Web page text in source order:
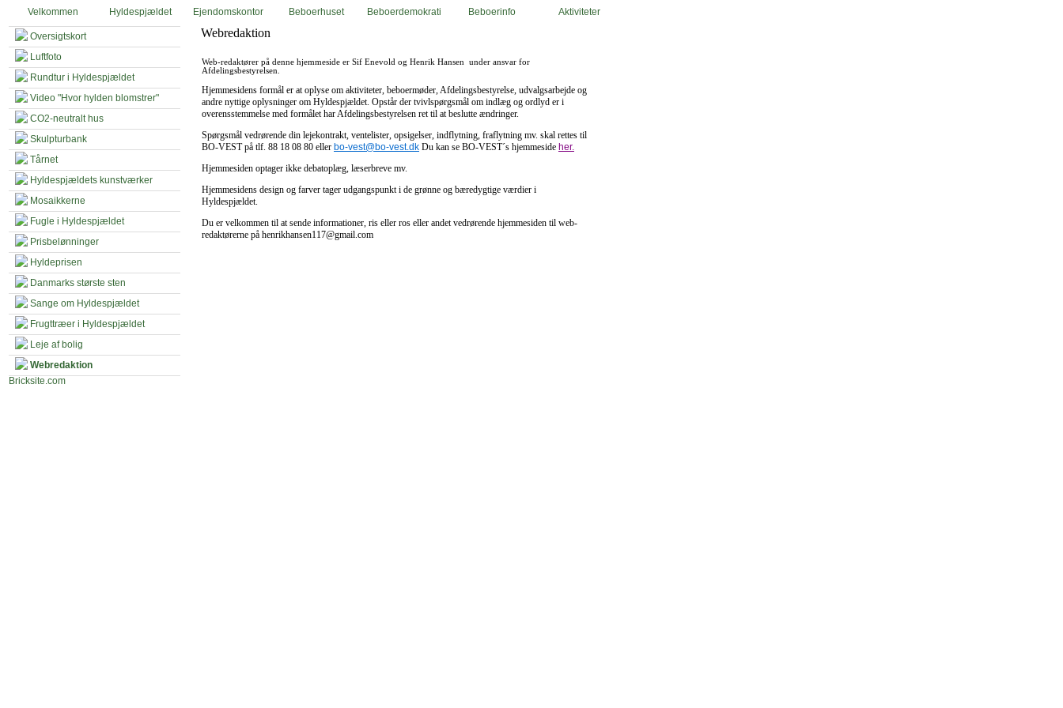
Velkommen Hyldespjældet Ejendomskontor Beboerhuset Beboerdemokrati Beboerinfo Aktiviteter
Oversigtskort
Luftfoto
Rundtur i Hyldespjældet
Video "Hvor hylden blomstrer"
CO2-neutralt hus
Skulpturbank
Tårnet
Hyldespjældets kunstværker
Mosaikkerne
Fugle i Hyldespjældet
Prisbelønninger
Hyldeprisen
Danmarks største sten
Sange om Hyldespjældet
Frugttræer i Hyldespjældet
Leje af bolig
Webredaktion
Webredaktion
Web-redaktører på denne hjemmeside er Sif Enevold og Henrik Hansen under ansvar for
Afdelingsbestyrelsen.
Hjemmesidens formål er at oplyse om aktiviteter, beboermøder, Afdelingsbestyrelse, udvalgsarbejde og
andre nyttige oplysninger om Hyldespjældet. Opstår der tvivlspørgsmål om indlæg og ordlyd er i
overensstemmelse med formålet har Afdelingsbestyrelsen ret til at beslutte ændringer.
Spørgsmål vedrørende din lejekontrakt, ventelister, opsigelser, indflytning, fraflytning mv. skal rettes til
BO-VEST på tlf. 88 18 08 80 eller bo-vest@bo-vest.dk Du kan se BO-VEST´s hjemmeside her.
Hjemmesiden optager ikke debatoplæg, læserbreve mv.
Hjemmesidens design og farver tager udgangspunkt i de grønne og bæredygtige værdier i
Hyldespjældet.
Du er velkommen til at sende informationer, ris eller ros eller andet vedrørende hjemmesiden til web-
redaktørerne på henrikhansen117@gmail.com
Bricksite.com